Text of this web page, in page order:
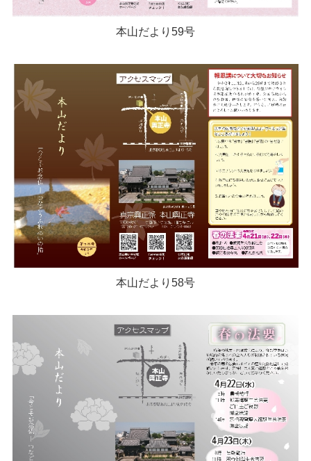
本山だより59号
本山だより58号